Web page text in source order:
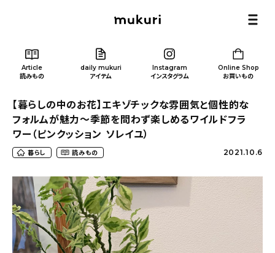
Article
読みもの
daily mukuri
アイテム
Instagram
インスタグラム
Online Shop
お買いもの
カテゴリー一覧
新着記事
【暮らしの中のお花】エキゾチックな雰囲気と個性的な
フォルムが魅力〜季節を問わず楽しめるワイルドフラ
ワー（ピンクッション ソレイユ）
暮らし 読みもの 2021.10.6